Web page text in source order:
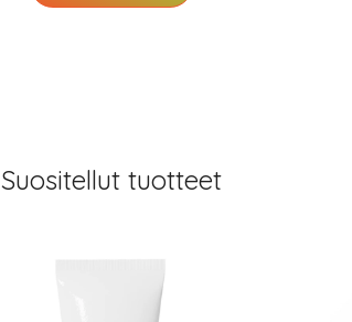
Suositellut tuotteet